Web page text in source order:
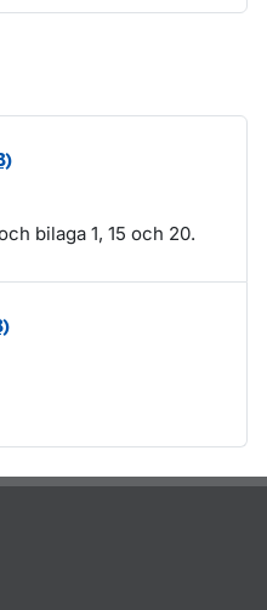
bilaga 1, 15 och 20.